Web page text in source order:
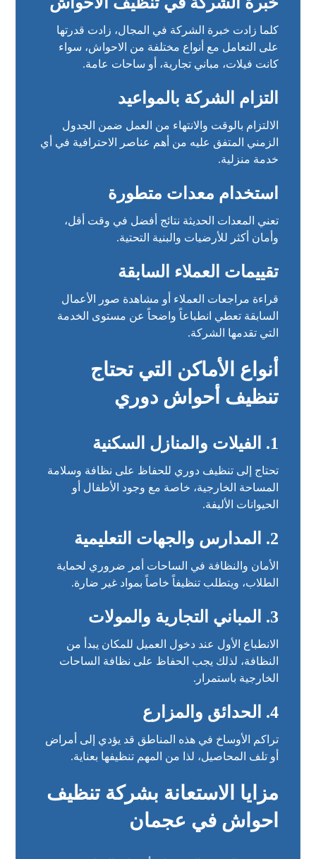
كلما زادت خبرة الشركة في المجال، زادت قدرتها
على التعامل مع أنواع مختلفة من الاحواش، سواء
كانت فيلات، مباني تجارية، أو ساحات عامة.
التزام الشركة بالمواعيد
الالتزام بالوقت والانتهاء من العمل ضمن الجدول
الزمني المتفق عليه من أهم عناصر الاحترافية في أي
خدمة منزلية.
استخدام معدات متطورة
تعني المعدات الحديثة نتائج أفضل في وقت أقل،
وأمان أكثر للأرضيات والبنية التحتية.
تقييمات العملاء السابقة
قراءة مراجعات العملاء أو مشاهدة صور الأعمال
السابقة تعطي انطباعاً واضحاً عن مستوى الخدمة
التي تقدمها الشركة.
أنواع الأماكن التي تحتاج
تنظيف أحواش دوري
1. الفيلات والمنازل السكنية
تحتاج إلى تنظيف دوري للحفاظ على نظافة وسلامة
المساحة الخارجية، خاصة مع وجود الأطفال أو
الحيوانات الأليفة.
2. المدارس والجهات التعليمية
الأمان والنظافة في الساحات أمر ضروري لحماية
الطلاب، ويتطلب تنظيفاً خاصاً بمواد غير ضارة.
3. المباني التجارية والمولات
الانطباع الأول عند دخول العميل للمكان يبدأ من
النظافة، لذلك يجب الحفاظ على نظافة الساحات
الخارجية باستمرار.
4. الحدائق والمزارع
تراكم الأوساخ في هذه المناطق قد يؤدي إلى أمراض
أو تلف المحاصيل، لذا من المهم تنظيفها بعناية.
مزايا الاستعانة بشركة تنظيف
احواش في عجمان